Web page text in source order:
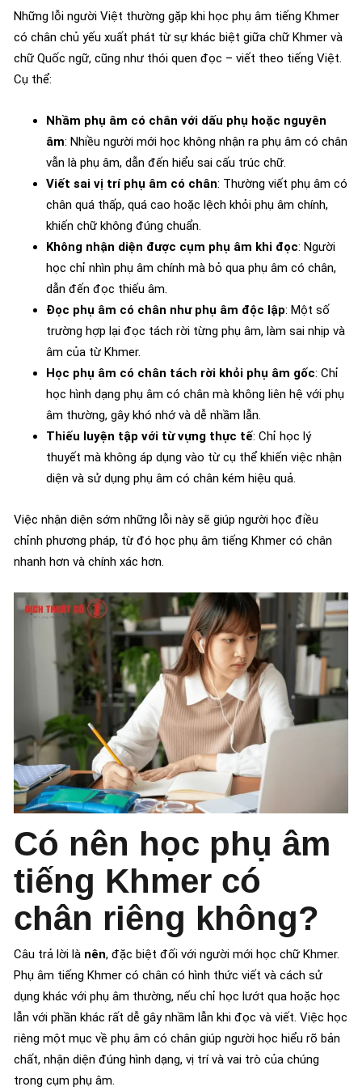
Những lỗi người Việt thường gặp khi học phụ âm tiếng Khmer
có chân chủ yếu xuất phát từ sự khác biệt giữa chữ Khmer và
chữ Quốc ngữ, cũng như thói quen đọc – viết theo tiếng Việt.
Cụ thể:
Nhầm phụ âm có chân với dấu phụ hoặc nguyên
âm: Nhiều người mới học không nhận ra phụ âm có chân
vẫn là phụ âm, dẫn đến hiểu sai cấu trúc chữ.
Viết sai vị trí phụ âm có chân: Thường viết phụ âm có
chân quá thấp, quá cao hoặc lệch khỏi phụ âm chính,
khiến chữ không đúng chuẩn.
Không nhận diện được cụm phụ âm khi đọc: Người
học chỉ nhìn phụ âm chính mà bỏ qua phụ âm có chân,
dẫn đến đọc thiếu âm.
Đọc phụ âm có chân như phụ âm độc lập: Một số
trường hợp lại đọc tách rời từng phụ âm, làm sai nhịp và
âm của từ Khmer.
Học phụ âm có chân tách rời khỏi phụ âm gốc: Chỉ
học hình dạng phụ âm có chân mà không liên hệ với phụ
âm thường, gây khó nhớ và dễ nhầm lẫn.
Thiếu luyện tập với từ vựng thực tế: Chỉ học lý
thuyết mà không áp dụng vào từ cụ thể khiến việc nhận
diện và sử dụng phụ âm có chân kém hiệu quả.
Việc nhận diện sớm những lỗi này sẽ giúp người học điều
chỉnh phương pháp, từ đó học phụ âm tiếng Khmer có chân
nhanh hơn và chính xác hơn.
Có nên học phụ âm
tiếng Khmer có
chân riêng không?
Câu trả lời là nên, đặc biệt đối với người mới học chữ Khmer.
Phụ âm tiếng Khmer có chân có hình thức viết và cách sử
dụng khác với phụ âm thường, nếu chỉ học lướt qua hoặc học
lẫn với phần khác rất dễ gây nhầm lẫn khi đọc và viết. Việc học
riêng một mục về phụ âm có chân giúp người học hiểu rõ bản
chất, nhận diện đúng hình dạng, vị trí và vai trò của chúng
trong cụm phụ âm.